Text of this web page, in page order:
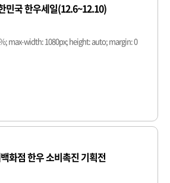
민국 한우세일(12.6~12.10)
max-width: 1080px; height: auto; margin: 0
화점 한우 소비촉진 기획전